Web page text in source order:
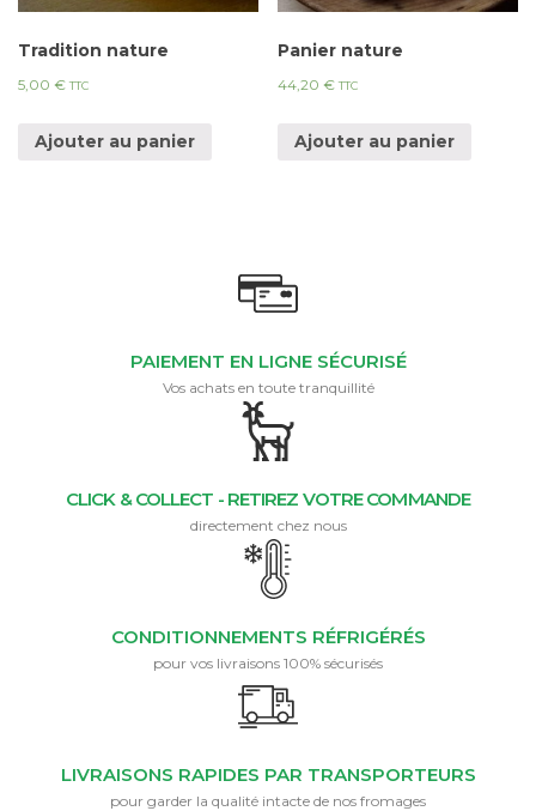
Tradition nature
5,00 € TTC
Ajouter au panier
Panier nature
44,20 € TTC
Ajouter au panier
PAIEMENT EN LIGNE SÉCURISÉ
Vos achats en toute tranquillité
CLICK & COLLECT - RETIREZ VOTRE COMMANDE
directement chez nous
CONDITIONNEMENTS RÉFRIGÉRÉS
pour vos livraisons 100% sécurisés
LIVRAISONS RAPIDES PAR TRANSPORTEURS
pour garder la qualité intacte de nos fromages